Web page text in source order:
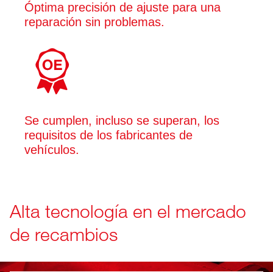
Óptima precisión de ajuste para una
reparación sin problemas.
Se cumplen, incluso se superan, los
requisitos de los fabricantes de
vehículos.
Alta tecnología en el mercado
de recambios